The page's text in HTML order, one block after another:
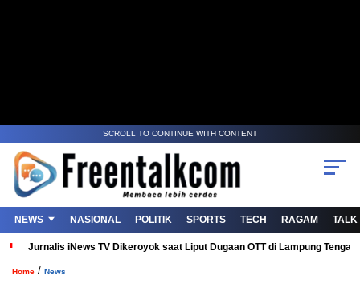
SCROLL TO CONTINUE WITH CONTENT
NEWS NASIONAL POLITIK SPORTS TECH RAGAM TALK
Jurnalis iNews TV Dikeroyok saat Liput Dugaan OTT di Lampung
Home / News